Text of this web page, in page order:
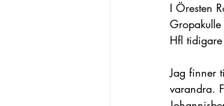
I Öresten
Hfl
Jag finner
varandra.